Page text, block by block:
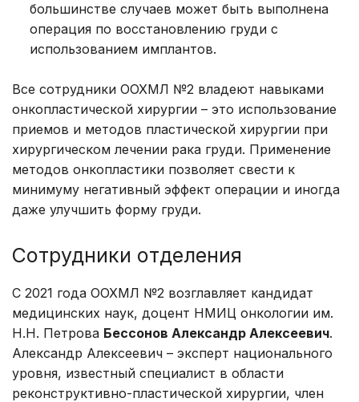
большинстве случаев может быть выполнена
операция по восстановлению груди с
использованием имплантов.
Все сотрудники ООХМЛ №2 владеют навыками
онкопластической хирургии – это использование
приемов и методов пластической хирургии при
хирургическом лечении рака груди. Применение
методов онкопластики позволяет свести к
минимуму негативный эффект операции и иногда
даже улучшить форму груди.
Сотрудники отделения
С 2021 года ООХМЛ №2 возглавляет кандидат
медицинских наук, доцент НМИЦ онкологии им.
Н.Н. Петрова Бессонов Александр Алексеевич.
Александр Алексеевич – эксперт национального
уровня, известный специалист в области
реконструктивно-пластической хирургии, член